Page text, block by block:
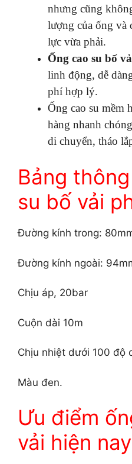
nhưng cũng
lượng của ống và
lực vừa phải.
Ống cao su bố
linh động, dễ
phí hợp lý.
Ống cao su mềm
hàng nhanh
di chuyển, tháo
Bảng
su bố vải
Đường kính trong:
Đường kính ngoài:
Chịu áp, 20bar
Cuộn dài 10m
Chịu nhiệt dưới 100 độ
Màu đen.
Ưu điểm
vải hiện nay